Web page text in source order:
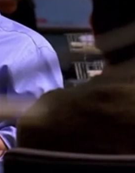
Whatsapp
Facebook